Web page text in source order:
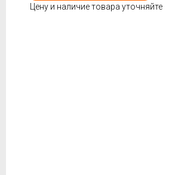
Цену и наличие товара уточняйте